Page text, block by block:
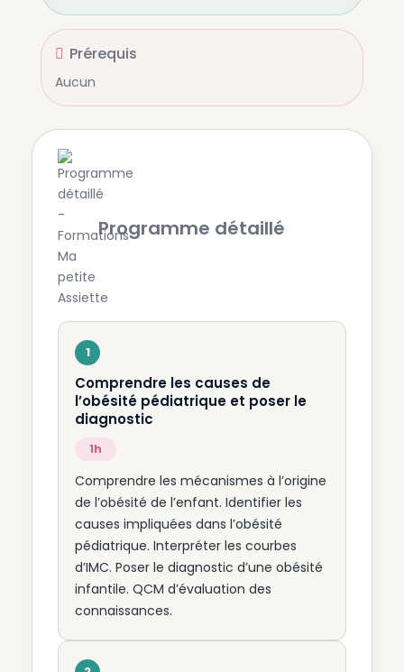
Prérequis
Aucun
Programme détaillé
Comprendre les causes de
l’obésité pédiatrique et poser le
diagnostic
Comprendre les mécanismes à l’origine
de l’obésité de l’enfant. Identifier les
causes impliquées dans l’obésité
pédiatrique. Interpréter les courbes
d’IMC. Poser le diagnostic d’une obésité
infantile. QCM d’évaluation des
connaissances.
1h